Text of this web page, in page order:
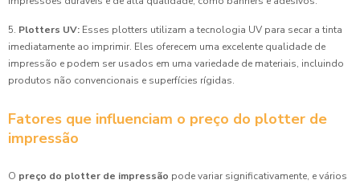
5. Plotters UV: Esses plotters utilizam a tecnologia UV para secar a tinta
imediatamente ao imprimir. Eles oferecem uma excelente qualidade de
impressão e podem ser usados em uma variedade de materiais, incluindo
produtos não convencionais e superfícies rígidas.
Fatores que influenciam o preço do plotter de
impressão
O preço do plotter de impressão pode variar significativamente, e vários